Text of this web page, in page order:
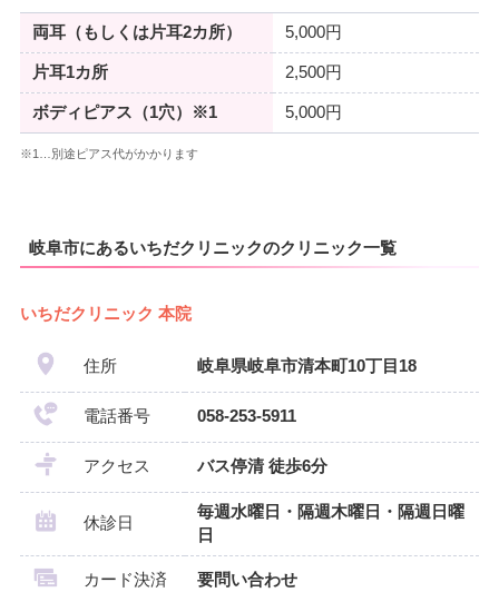
両耳（もしくは片耳2カ所） 5,000円
片耳1カ所 2,500円
ボディピアス（1穴）※1 5,000円
※1…別途ピアス代がかかります
岐阜市にあるいちだクリニックのクリニック一覧
いちだクリニック 本院
住所 岐阜県岐阜市清本町10丁目18
電話番号 058-253-5911
アクセス バス停清 徒歩6分
休診日
毎週水曜日・隔週木曜日・隔週日曜
日
カード決済 要問い合わせ